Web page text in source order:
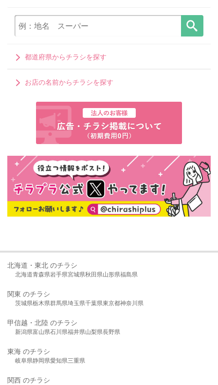
都道府県からチラシを探す
お店の名前からチラシを探す
北海道・東北 のチラシ
北海道青森県岩手県宮城県秋田県山形県福島県
関東 のチラシ
茨城県栃木県群馬県埼玉県千葉県東京都神奈川県
甲信越・北陸 のチラシ
新潟県富山県石川県福井県山梨県長野県
東海 のチラシ
岐阜県静岡県愛知県三重県
関西 のチラシ